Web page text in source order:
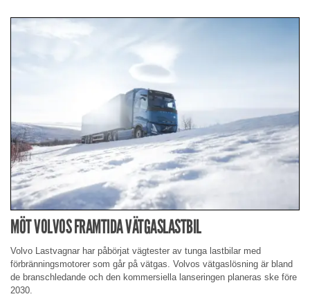
MÖT VOLVOS FRAMTIDA VÄTGASLASTBIL
Volvo Lastvagnar har påbörjat vägtester av tunga lastbilar med
förbränningsmotorer som går på vätgas. Volvos vätgaslösning är bland
de branschledande och den kommersiella lanseringen planeras ske före
2030.